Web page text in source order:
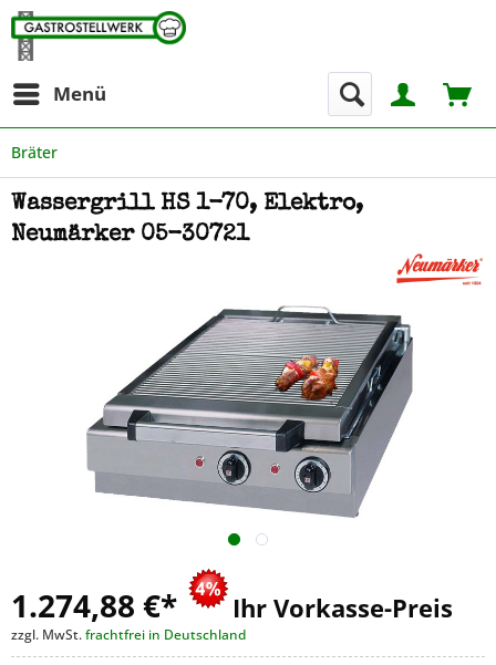
Menü
Bräter
Wassergrill HS 1-70, Elektro,
Neumärker 05-30721
1.274,88 €* Ihr Vorkasse-Preis
zzgl. MwSt.frachtfrei in Deutschland